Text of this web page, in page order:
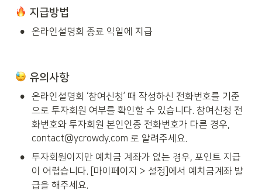
지급방법
• 온라인설명회 종료 익일에 지급
유의사항
•
온라인설명회 ‘참여신청’ 때 작성하신 전화번호를 기준
으로 투자회원 여부를 확인할 수 있습니다. 참여신청 전
화번호와 투자회원 본인인증 전화번호가 다른 경우,
contact@ycrowdy.com 로 알려주세요.
•
투자회원이지만 예치금 계좌가 없는 경우, 포인트 지급
이 어렵습니다. [마이페이지 > 설정]에서 예치금계좌 발
급을 해주세요.